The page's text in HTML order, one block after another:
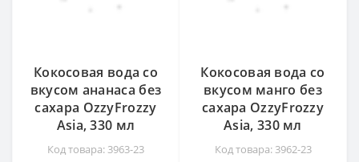
Кокосовая вода со
вкусом ананаса без
сахара OzzyFrozzy
Asia, 330 мл
Код товара: 3963-23
Кокосовая вода со
вкусом манго без
сахара OzzyFrozzy
Asia, 330 мл
Код товара: 3962-23